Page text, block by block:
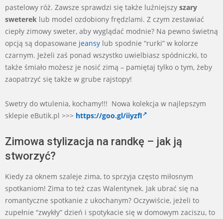
pastelowy róż. Zawsze sprawdzi się także luźniejszy szary
sweterek lub model ozdobiony frędzlami. Z czym zestawiać
ciepły zimowy sweter, aby wyglądać modnie? Na pewno świetną
opcją są dopasowane jeansy lub spodnie “rurki” w kolorze
czarnym. Jeżeli zaś ponad wszystko uwielbiasz spódniczki, to
także śmiało możesz je nosić zimą – pamiętaj tylko o tym, żeby
zaopatrzyć się także w grube rajstopy!
Swetry do wtulenia, kochamy!!! Nowa kolekcja w najlepszym
sklepie eButik.pl >>> https://goo.gl/iiyzfI
Zimowa stylizacja na randkę – jak ją
stworzyć?
Kiedy za oknem szaleje zima, to sprzyja często miłosnym
spotkaniom! Zima to też czas Walentynek. Jak ubrać się na
romantyczne spotkanie z ukochanym? Oczywiście, jeżeli to
zupełnie “zwykły” dzień i spotykacie się w domowym zaciszu, to